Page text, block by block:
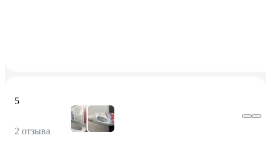
5
2 отзыва